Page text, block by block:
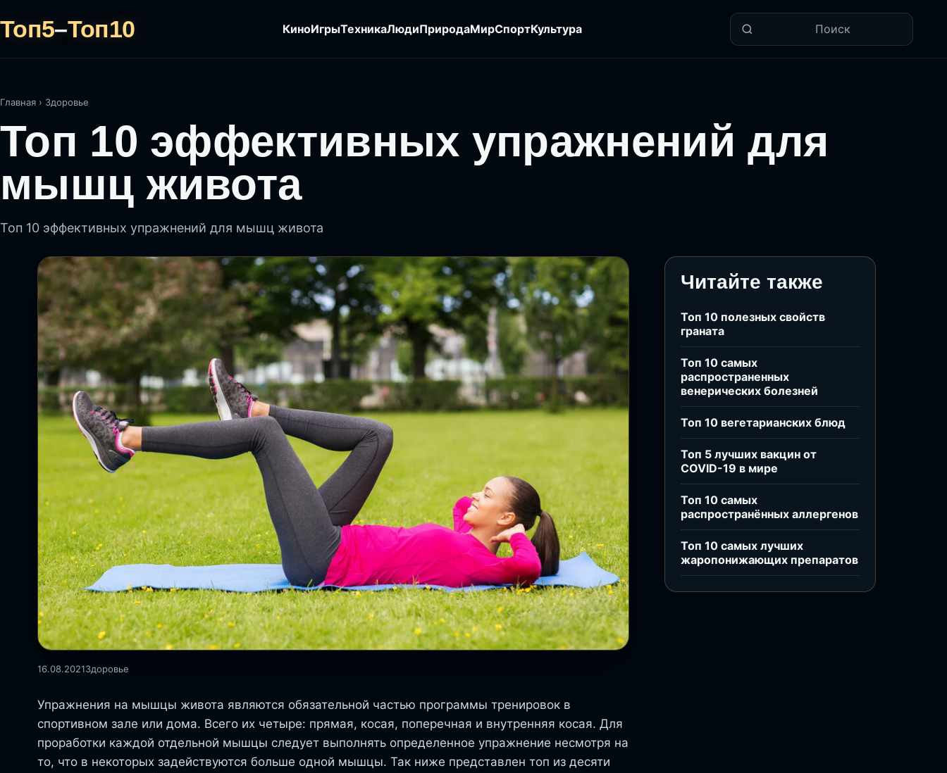
Топ5–Топ10 КиноИгрыТехникаЛюдиПриродаМирСпортКультура Поиск
Главная › Здоровье
Топ 10 эффективных упражнений для
мышц живота
Топ 10 эффективных упражнений для мышц живота
16.08.2021Здоровье
Упражнения на мышцы живота являются обязательной частью программы тренировок в
спортивном зале или дома. Всего их четыре: прямая, косая, поперечная и внутренняя косая. Для
проработки каждой отдельной мышцы следует выполнять определенное упражнение несмотря на
то, что в некоторых задействуются больше одной мышцы. Так ниже представлен топ из десяти
Читайте также
Топ 10 полезных свойств
граната
Топ 10 самых
распространенных
венерических болезней
Топ 10 вегетарианских блюд
Топ 5 лучших вакцин от
COVID-19 в мире
Топ 10 самых
распространённых аллергенов
Топ 10 самых лучших
жаропонижающих препаратов